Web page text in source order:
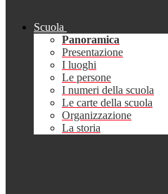
Scuola
Panoramica
Presentazione
I luoghi
Le persone
I numeri della scuola
Le carte della scuola
Organizzazione
La storia